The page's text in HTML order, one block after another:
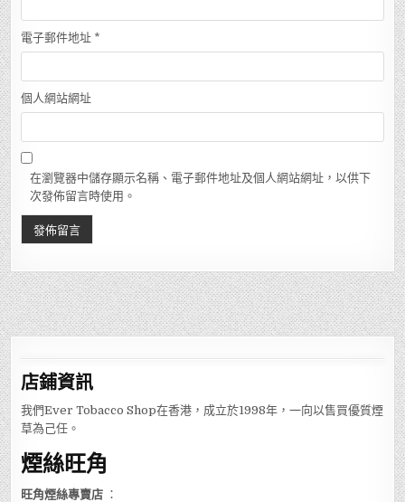
電子郵件地址 *
個人網站網址
在瀏覽器中儲存顯示名稱、電子郵件地址及個人網站網址，以供下
次發佈留言時使用。
店鋪資訊
我們Ever Tobacco Shop在香港，成立於1998年，一向以售買優質煙
草為己任。
煙絲旺角
旺角煙絲專賣店 ：